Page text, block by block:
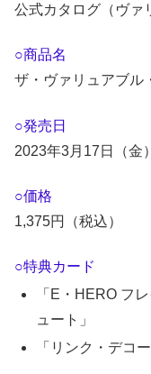
公式カタログ（ヴァ
○商品名
ザ・ヴァリュアブル
○発売日
2023年3月17日（金）
○価格
1,375円（税込）
○特典カード
「E・HERO フ
ュート」
「リンク・デコー